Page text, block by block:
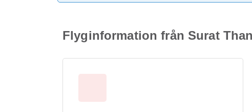
Flyginformation från Surat